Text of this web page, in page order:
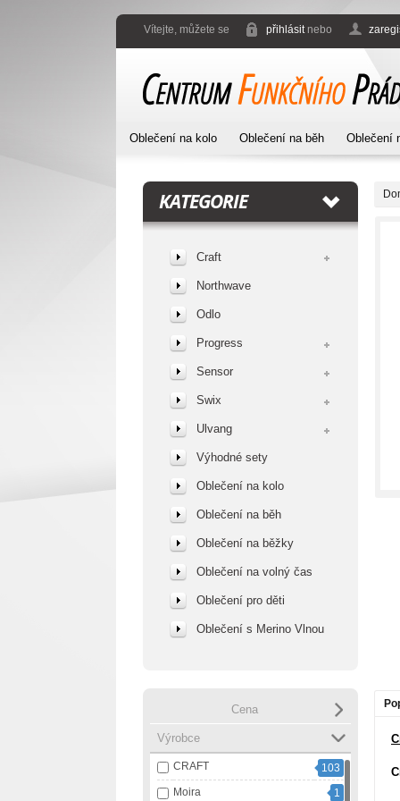
Vítejte, můžete se přihlásitnebo
Oblečení na kolo Oblečení na běh Oblečení
KATEGORIE
Craft
Northwave
Odlo
Progress
Sensor
Swix
Ulvang
Výhodné sety
Oblečení na kolo
Oblečení na běh
Oblečení na běžky
Oblečení na volný čas
Oblečení pro děti
Oblečení s Merino Vlnou
Cena
Výrobce
CRAFT
103
Moira
1